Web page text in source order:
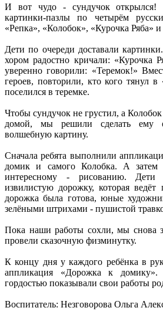
И вот чудо - сундучок открылся!
картинки-пазлы по четырём
«Репка», «Колобок», «Курочка Ряба»
Дети по очереди доставали
хором радостно кричали: «Курочка
уверенно говорили: «Теремок!»
героев, повторили, кто кого тянул
поселился в теремке.
Чтобы сундучок не грустил, а
домой, мы решили сделать ему
волшебную картину.
Сначала ребята выполнили
домик и самого Колобка. А затем
интересному - рисованию. Дети
извилистую дорожку, которая
дорожка была готова, юные
зелёными штрихами - пушистой
Пока наши работы сохли, мы снова
провели сказочную физминутку.
К концу дня у каждого ребёнка в
аппликация «Дорожка к
гордостью показывали свои работы
Воспитатель: Незговорова Ольга